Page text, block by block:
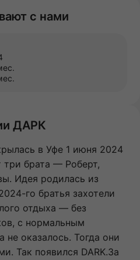
с нами
ДАРК
в Уфе 1 июня 2024
три брата — Роберт,
Идея родилась из
го братья захотели
отдыха — без
с нормальным
не оказалось. Тогда они
Так появился DARK.За